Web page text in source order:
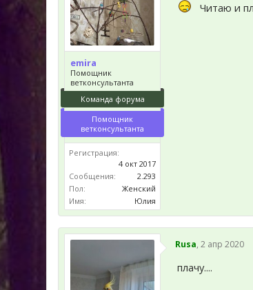
emira
Помощник
ветконсультанта
Команда форума
Помощник
ветконсультанта
Регистрация:
4 окт 2017
Сообщения:
2.293
Пол:
Женский
Имя:
Юлия
Читаю и
Rusa, 2 апр 2020
плачу....